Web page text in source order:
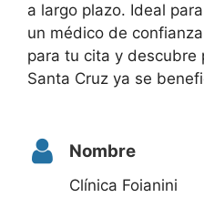
a largo plazo. Ideal
un médico de
para tu cita y descubre
Santa Cruz ya se
Nombre
Clínica Foianini